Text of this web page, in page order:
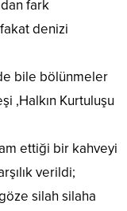
fark
denizi
bile bölünmeler
,Halkın Kurtuluşu
ettiği bir kahveyi
verildi;
silah silaha